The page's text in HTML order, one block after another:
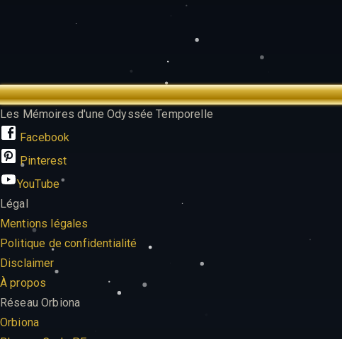
TREK OUTTA TIME
Les Mémoires d'une Odyssée Temporelle
Facebook
Pinterest
YouTube
Légal
Mentions légales
Politique de confidentialité
Disclaimer
À propos
Réseau Orbiona
Orbiona